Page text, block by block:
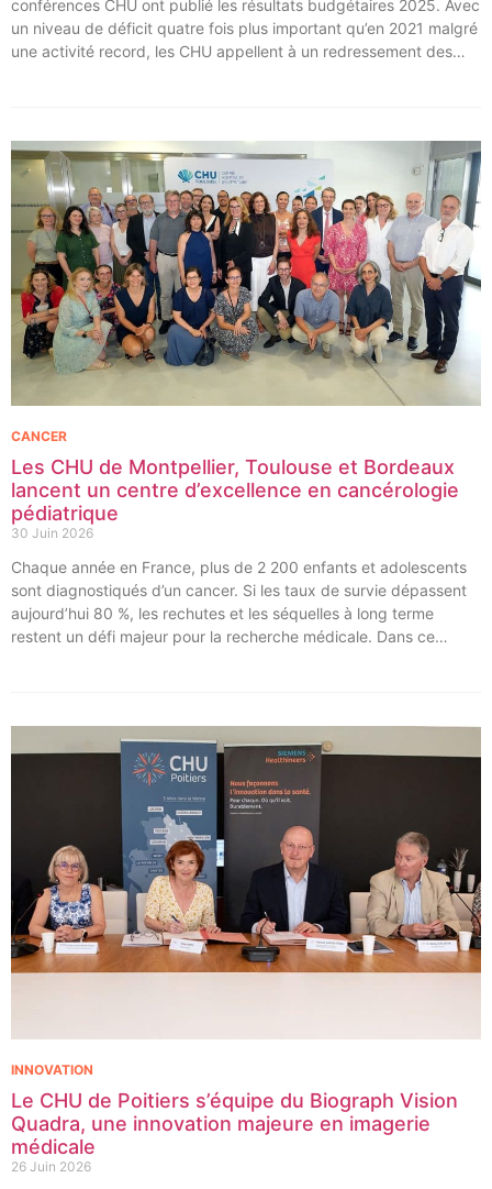
conférences CHU ont publié les résultats budgétaires 2025. Avec
un niveau de déficit quatre fois plus important qu’en 2021 malgré
une activité record, les CHU appellent à un redressement des
Les CHU de Montpellier, Toulouse et Bordeaux
lancent un centre d’excellence en cancérologie
pédiatrique
30 Juin 2026
CANCER
Chaque année en France, plus de 2 200 enfants et adolescents
sont diagnostiqués d’un cancer. Si les taux de survie dépassent
aujourd’hui 80 %, les rechutes et les séquelles à long terme
restent un défi majeur pour la recherche médicale. Dans ce
cancers pédiatriques.
Le CHU de Poitiers s’équipe du Biograph Vision
Quadra, une innovation majeure en imagerie
médicale
26 Juin 2026
INNOVATION